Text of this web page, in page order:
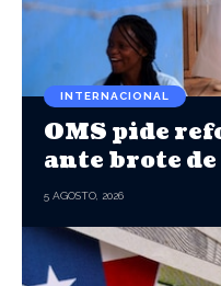
INTERNACIONAL
OMS pide
ante brote de
5 AGOSTO, 2026